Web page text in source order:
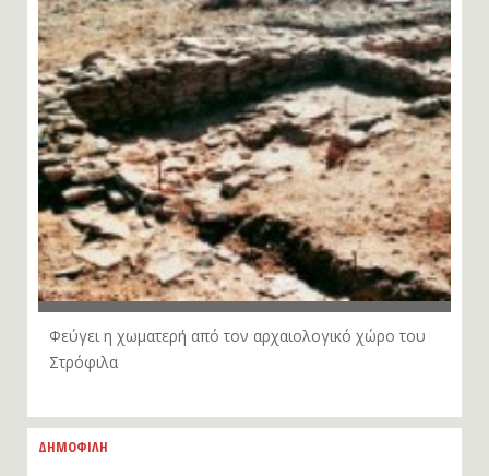
Φεύγει η χωματερή από τον αρχαιολογικό χώρο του
Στρόφιλα
ΔΗΜΟΦΙΛΗ